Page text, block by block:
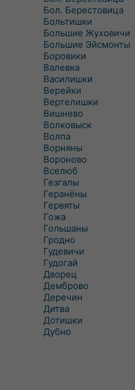
Бол. Берестовица
Больтишки
Большие Жуховичи
Большие Эйсмонты
Боровики
Валевка
Василишки
Верейки
Вертелишки
Вишнево
Волковыск
Волпа
Ворняны
Вороново
Вселюб
Гезгалы
Геранёны
Гервяты
Гожа
Гольшаны
Гродно
Гудевичи
Гудогай
Дворец
Демброво
Деречин
Дитва
Дотишки
Дубно